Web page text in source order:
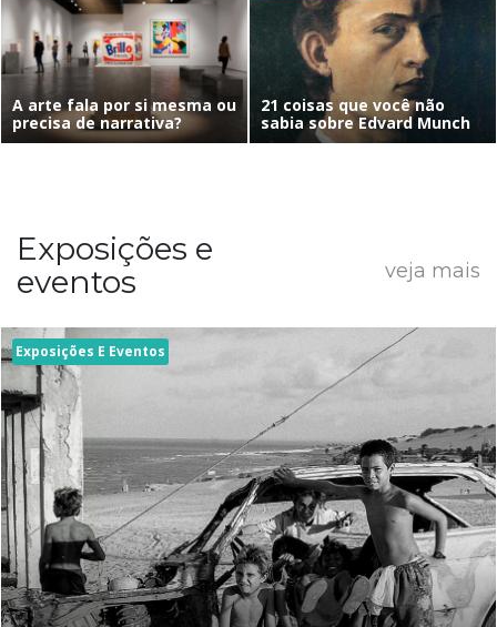
A arte fala por si mesma ou
precisa de narrativa?
21 coisas que você não
sabia sobre Edvard Munch
Exposições e
eventos
veja mais
Exposições E Eventos